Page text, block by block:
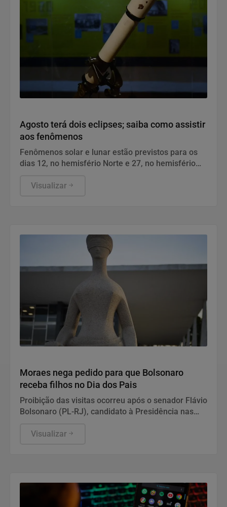
Agosto terá dois eclipses; saiba como assistir
aos fenômenos
Fenômenos solar e lunar estão previstos para os
dias 12, no hemisfério Norte e 27, no hemisfério
Visualizar
Moraes nega pedido para que Bolsonaro
receba filhos no Dia dos Pais
Proibição das visitas ocorreu após o senador Flávio
Bolsonaro (PL-RJ), candidato à Presidência nas
uma carta manuscrita assinada pelo pai.
Visualizar